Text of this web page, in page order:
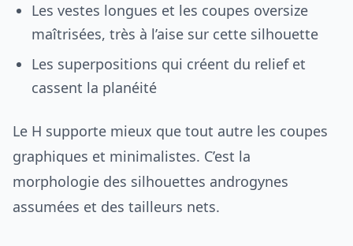
Les vestes longues et les coupes oversize
maîtrisées, très à l’aise sur cette silhouette
Les superpositions qui créent du relief et
cassent la planéité
Le H supporte mieux que tout autre les coupes
graphiques et minimalistes. C’est la
morphologie des silhouettes androgynes
assumées et des tailleurs nets.